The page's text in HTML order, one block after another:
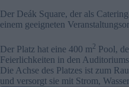
Der Deák Square, der als
einem geeigneten
Der Platz hat eine 400 m2 Pool,
Feierlichkeiten in den
Die Achse des Platzes ist zum
und versorgt sie mit Strom,